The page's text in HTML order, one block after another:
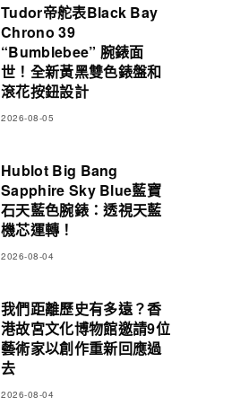
Tudor帝舵表Black Bay
Chrono 39
“Bumblebee” 腕錶面
世！全新黃黑雙色錶盤和
滾花按鈕設計
2026-08-05
Hublot Big Bang
Sapphire Sky Blue藍寶
石天藍色腕錶：透視天藍
機芯運轉！
2026-08-04
我們距離歷史有多遠？香
港故宮文化博物館邀請9位
藝術家以創作重新回應過
去
2026-08-04